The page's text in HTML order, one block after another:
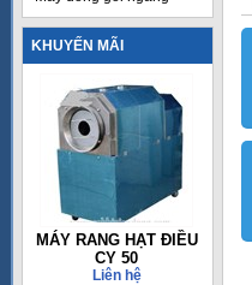
KHUYẾN MÃI
MÁY RANG HẠT ĐIỀU
CY 50
Liên hệ